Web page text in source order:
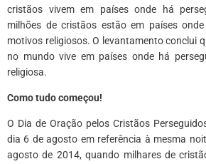
cristãos vivem em países onde há
milhões de cristãos estão em países
motivos religiosos. O levantamento conclui
no mundo vive em países onde há
religiosa.
Como tudo começou!
O Dia de Oração pelos Cristãos
dia 6 de agosto em referência à mesma
agosto de 2014, quando milhares de